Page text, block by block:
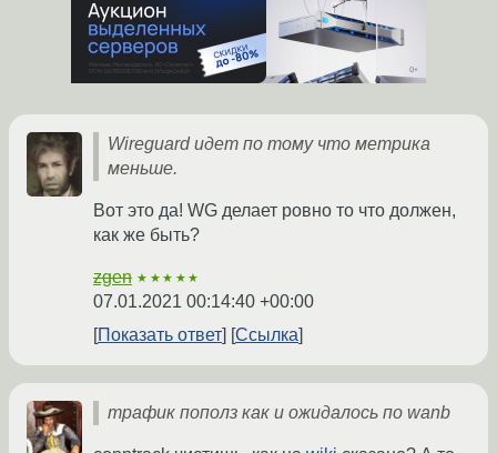
Wireguard идет по тому что метрика
меньше.
Вот это да! WG делает ровно то что должен,
как же быть?
zgen ★★★★★
07.01.2021 00:14:40 +00:00
Показать ответ
Ссылка
трафик пополз как и ожидалось по wanb